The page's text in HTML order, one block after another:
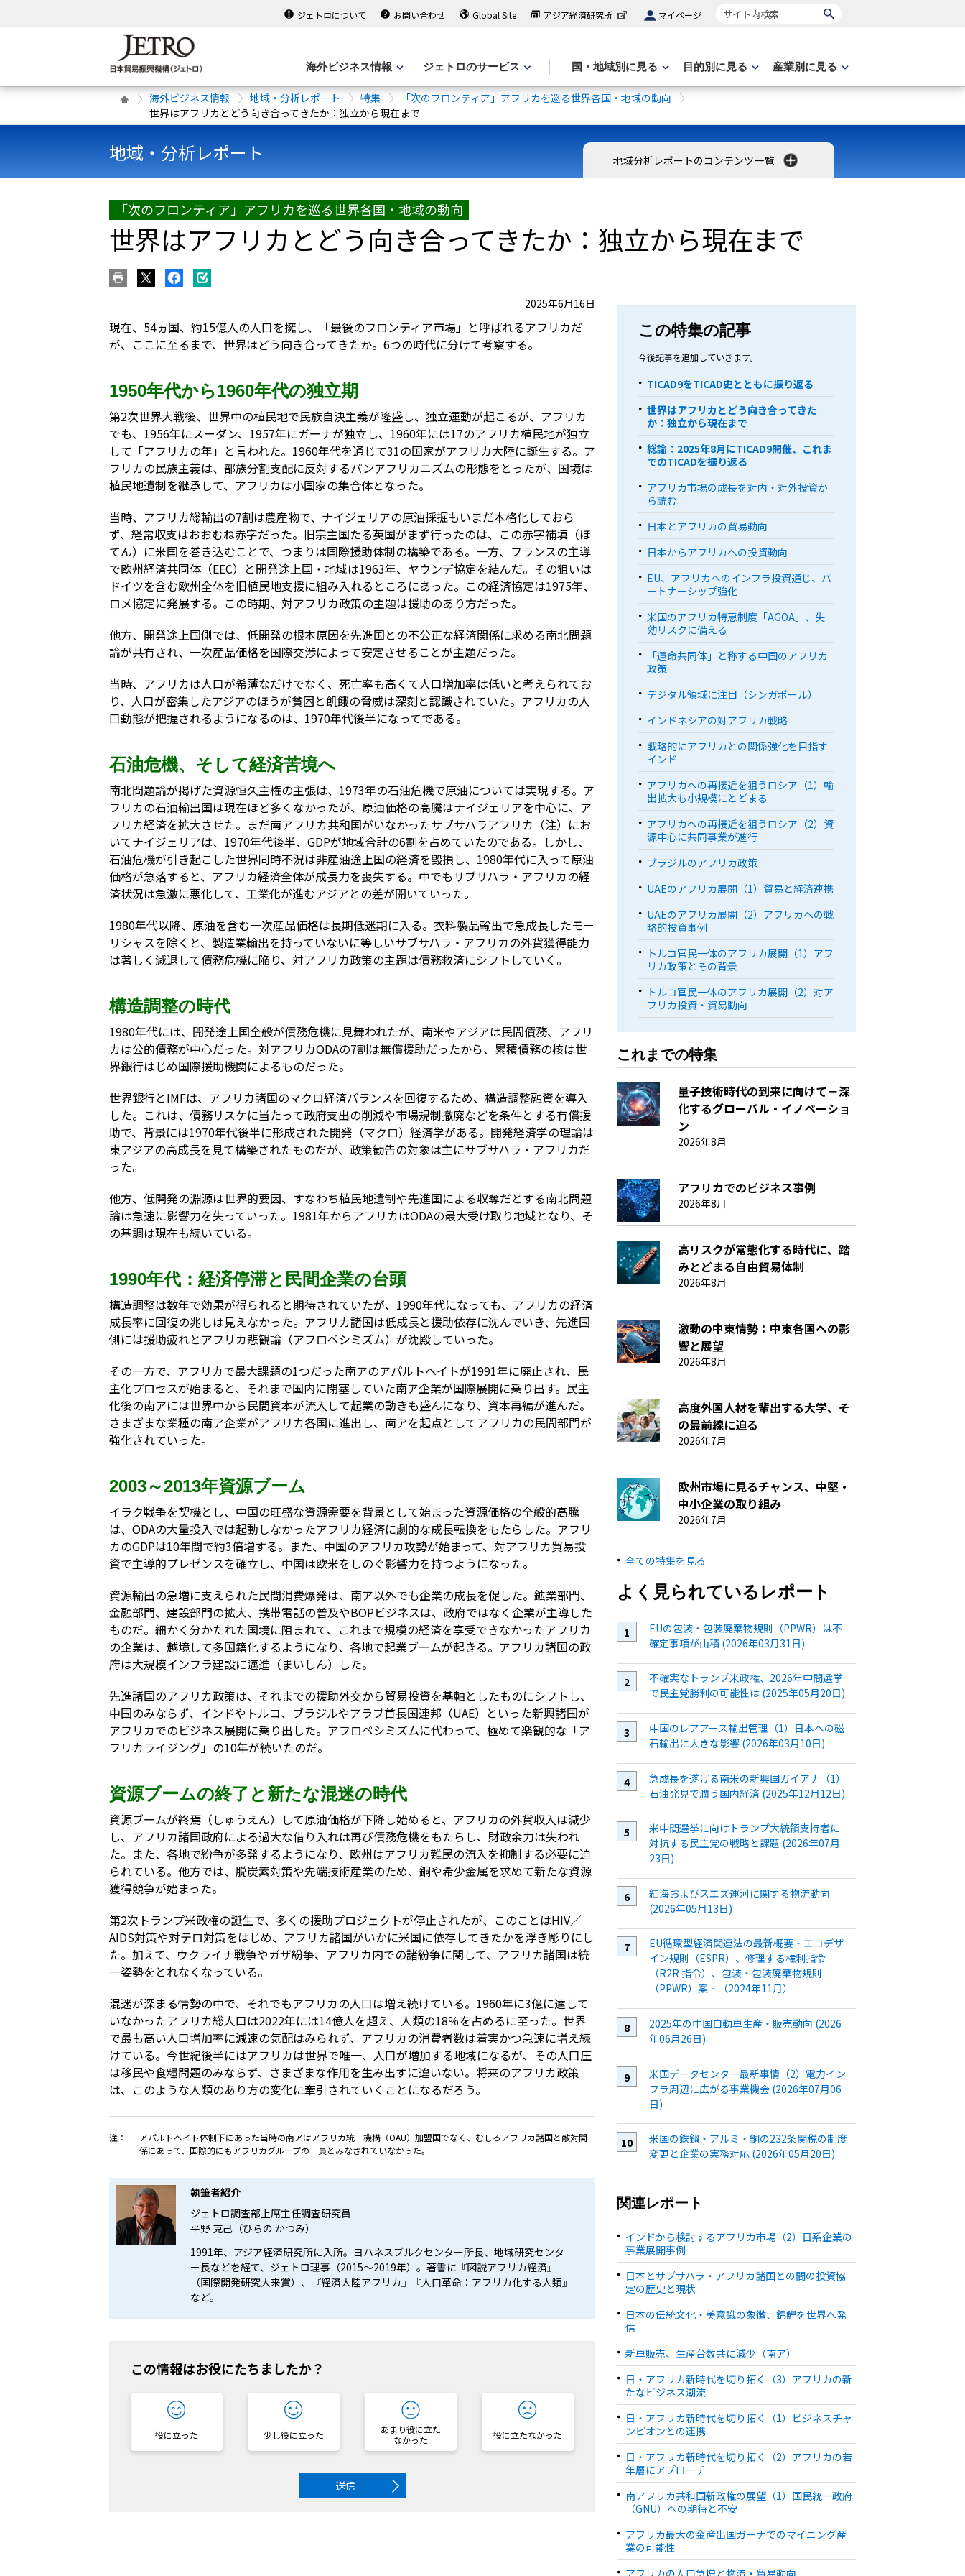
ジェトロについて お問い合わせ Global Site アジア経済研究所 マイページ サイト内検索
海外ビジネス情報 ジェトロのサービス 国・地域別に見る 目的別に見る 産業別に見る
海外ビジネス情報 地域・分析レポート 特集
「次のフロンティア」アフリカを巡る世界各国・地域の動向
世界はアフリカとどう向き合ってきたか：独立から現在まで
地域・分析レポート 地域分析レポートのコンテンツ一覧
「次のフロンティア」アフリカを巡る世界各国・地域の動向
世界はアフリカとどう向き合ってきたか：独立から現在まで
2025年6月16日
現在、54ヵ国、約15億人の人口を擁し、「最後のフロンティア市場」と呼ばれるアフリカだ
が、ここに至るまで、世界はどう向き合ってきたか。6つの時代に分けて考察する。
1950年代から1960年代の独立期
第2次世界大戦後、世界中の植民地で民族自決主義が隆盛し、独立運動が起こるが、アフリカ
でも、1956年にスーダン、1957年にガーナが独立し、1960年には17のアフリカ植民地が独立
して「アフリカの年」と言われた。1960年代を通じて31の国家がアフリカ大陸に誕生する。ア
フリカの民族主義は、部族分割支配に反対するパンアフリカニズムの形態をとったが、国境は
植民地遺制を継承して、アフリカは小国家の集合体となった。
当時、アフリカ総輸出の7割は農産物で、ナイジェリアの原油採掘もいまだ本格化しておら
ず、経常収支はおおむね赤字だった。旧宗主国たる英国がまず行ったのは、この赤字補填（ほ
てん）に米国を巻き込むことで、つまりは国際援助体制の構築である。一方、フランスの主導
で欧州経済共同体（EEC）と開発途上国・地域は1963年、ヤウンデ協定を結んだ。その狙いは
ドイツを含む欧州全体を旧植民地支援に組み入れるところにあった。この経済協定は1975年、
ロメ協定に発展する。この時期、対アフリカ政策の主題は援助のあり方だった。
他方、開発途上国側では、低開発の根本原因を先進国との不公正な経済関係に求める南北問題
論が共有され、一次産品価格を国際交渉によって安定させることが主題だった。
当時、アフリカは人口が希薄なだけでなく、死亡率も高くて人口増加率は低いと考えられてお
り、人口が密集したアジアのほうが貧困と飢餓の脅威は深刻と認識されていた。アフリカの人
口動態が把握されるようになるのは、1970年代後半になってである。
石油危機、そして経済苦境へ
南北問題論が掲げた資源恒久主権の主張は、1973年の石油危機で原油については実現する。ア
フリカの石油輸出国は現在ほど多くなかったが、原油価格の高騰はナイジェリアを中心に、ア
フリカ経済を拡大させた。まだ南アフリカ共和国がいなかったサブサハラアフリカ（注）にお
いてナイジェリアは、1970年代後半、GDPが地域合計の6割を占めていたのである。しかし、
石油危機が引き起こした世界同時不況は非産油途上国の経済を毀損し、1980年代に入って原油
価格が急落すると、アフリカ経済全体が成長力を喪失する。中でもサブサハラ・アフリカの経
済状況は急激に悪化して、工業化が進むアジアとの差が開いていった。
1980年代以降、原油を含む一次産品価格は長期低迷期に入る。衣料製品輸出で急成長したモー
リシャスを除くと、製造業輸出を持っていないに等しいサブサハラ・アフリカの外貨獲得能力
は著しく減退して債務危機に陥り、対アフリカ政策の主題は債務救済にシフトしていく。
構造調整の時代
1980年代には、開発途上国全般が債務危機に見舞われたが、南米やアジアは民間債務、アフリ
カは公的債務が中心だった。対アフリカODAの7割は無償援助だったから、累積債務の核は世
界銀行はじめ国際援助機関によるものだった。
世界銀行とIMFは、アフリカ諸国のマクロ経済バランスを回復するため、構造調整融資を導入
した。これは、債務リスケに当たって政府支出の削減や市場規制撤廃などを条件とする有償援
助で、背景には1970年代後半に形成された開発（マクロ）経済学がある。開発経済学の理論は
東アジアの高成長を見て構築されたものだが、政策勧告の対象は主にサブサハラ・アフリカだ
った。
他方、低開発の淵源は世界的要因、すなわち植民地遺制や先進国による収奪だとする南北問題
論は急速に影響力を失っていった。1981年からアフリカはODAの最大受け取り地域となり、そ
の基調は現在も続いている。
1990年代：経済停滞と民間企業の台頭
構造調整は数年で効果が得られると期待されていたが、1990年代になっても、アフリカの経済
成長率に回復の兆しは見えなかった。アフリカ諸国は低成長と援助依存に沈んでいき、先進国
側には援助疲れとアフリカ悲観論（アフロペシミズム）が沈殿していった。
その一方で、アフリカで最大課題の1つだった南アのアパルトヘイトが1991年に廃止され、民
主化プロセスが始まると、それまで国内に閉塞していた南ア企業が国際展開に乗り出す。民主
化後の南アには世界中から民間資本が流入して起業の動きも盛んになり、資本再編が進んだ。
さまざまな業種の南ア企業がアフリカ各国に進出し、南アを起点としてアフリカの民間部門が
強化されていった。
2003～2013年資源ブーム
イラク戦争を契機とし、中国の旺盛な資源需要を背景として始まった資源価格の全般的高騰
は、ODAの大量投入では起動しなかったアフリカ経済に劇的な成長転換をもたらした。アフリ
カのGDPは10年間で約3倍増する。また、中国のアフリカ攻勢が始まって、対アフリカ貿易投
資で主導的プレゼンスを確立し、中国は欧米をしのぐ影響力を持つようになった。
資源輸出の急増に支えられた民間消費爆発は、南ア以外でも企業の成長を促した。鉱業部門、
金融部門、建設部門の拡大、携帯電話の普及やBOPビジネスは、政府ではなく企業が主導した
ものだ。細かく分かたれた国境に阻まれて、これまで規模の経済を享受できなかったアフリカ
の企業は、越境して多国籍化するようになり、各地で起業ブームが起きる。アフリカ諸国の政
府は大規模インフラ建設に邁進（まいしん）した。
先進諸国のアフリカ政策は、それまでの援助外交から貿易投資を基軸としたものにシフトし、
中国のみならず、インドやトルコ、ブラジルやアラブ首長国連邦（UAE）といった新興諸国が
アフリカでのビジネス展開に乗り出した。アフロペシミズムに代わって、極めて楽観的な「ア
フリカライジング」の10年が続いたのだ。
資源ブームの終了と新たな混迷の時代
資源ブームが終焉（しゅうえん）して原油価格が下降し始めると、アフリカの外貨収入は減少
し、アフリカ諸国政府による過大な借り入れは再び債務危機をもたらし、財政余力は失われ
た。また、各地で紛争が多発するようになり、欧州はアフリカ難民の流入を抑制する必要に迫
られている。他方では、脱炭素対策や先端技術産業のため、銅や希少金属を求めて新たな資源
獲得競争が始まった。
第2次トランプ米政権の誕生で、多くの援助プロジェクトが停止されたが、このことはHIV／
AIDS対策や対テロ対策をはじめ、アフリカ諸国がいかに米国に依存してきたかを浮き彫りにし
た。加えて、ウクライナ戦争やガザ紛争、アフリカ内での諸紛争に関して、アフリカ諸国は統
一姿勢をとれなくなっている。
混迷が深まる情勢の中で、それでもアフリカの人口は増え続けている。1960年に3億に達して
いなかったアフリカ総人口は2022年には14億人を超え、人類の18％を占めるに至った。世界
で最も高い人口増加率に減速の気配はみられず、アフリカの消費者数は着実かつ急速に増え続
けている。今世紀後半にはアフリカは世界で唯一、人口が増加する地域になるが、その人口圧
は移民や食糧問題のみならず、さまざまな作用を生み出すに違いない。将来のアフリカ政策
は、このような人類のあり方の変化に牽引されていくことになるだろう。
注：
アパルトヘイト体制下にあった当時の南アはアフリカ統一機構（OAU）加盟国でなく、むしろアフリカ諸国と敵対関
係にあって、国際的にもアフリカグループの一員とみなされていなかった。
執筆者紹介
ジェトロ調査部上席主任調査研究員
平野 克己（ひらの かつみ）
1991年、アジア経済研究所に入所。ヨハネスブルクセンター所長、地域研究センタ
ー長などを経て、ジェトロ理事（2015～2019年）。著書に『図説アフリカ経済』
（国際開発研究大来賞）、『経済大陸アフリカ』『人口革命：アフリカ化する人類』
など。
この情報はお役にたちましたか？
役に立った 少し役に立った
あまり役に立た
なかった
役に立たなかった
送信
この特集の記事
今後記事を追加していきます。
TICAD9をTICAD史とともに振り返る
世界はアフリカとどう向き合ってきた
か：独立から現在まで
総論：2025年8月にTICAD9開催、これま
でのTICADを振り返る
アフリカ市場の成長を対内・対外投資か
ら読む
日本とアフリカの貿易動向
日本からアフリカへの投資動向
EU、アフリカへのインフラ投資通じ、パ
ートナーシップ強化
米国のアフリカ特恵制度「AGOA」、失
効リスクに備える
「運命共同体」と称する中国のアフリカ
政策
デジタル領域に注目（シンガポール）
インドネシアの対アフリカ戦略
戦略的にアフリカとの関係強化を目指す
インド
アフリカへの再接近を狙うロシア（1）輸
出拡大も小規模にとどまる
アフリカへの再接近を狙うロシア（2）資
源中心に共同事業が進行
ブラジルのアフリカ政策
UAEのアフリカ展開（1）貿易と経済連携
UAEのアフリカ展開（2）アフリカへの戦
略的投資事例
トルコ官民一体のアフリカ展開（1）アフ
リカ政策とその背景
トルコ官民一体のアフリカ展開（2）対ア
フリカ投資・貿易動向
これまでの特集
量子技術時代の到来に向けて－深
化するグローバル・イノベーショ
ン
2026年8月
アフリカでのビジネス事例
2026年8月
高リスクが常態化する時代に、踏
みとどまる自由貿易体制
2026年8月
激動の中東情勢：中東各国への影
響と展望
2026年8月
高度外国人材を輩出する大学、そ
の最前線に迫る
2026年7月
欧州市場に見るチャンス、中堅・
中小企業の取り組み
2026年7月
全ての特集を見る
よく見られているレポート
EUの包装・包装廃棄物規則（PPWR）は不
確定事項が山積 (2026年03月31日)
不確実なトランプ米政権、2026年中間選挙
で民主党勝利の可能性は (2025年05月20日)
中国のレアアース輸出管理（1）日本への磁
石輸出に大きな影響 (2026年03月10日)
急成長を遂げる南米の新興国ガイアナ（1）
石油発見で潤う国内経済 (2025年12月12日)
米中間選挙に向けトランプ大統領支持者に
対抗する民主党の戦略と課題 (2026年07月
23日)
紅海およびスエズ運河に関する物流動向
(2026年05月13日)
EU循環型経済関連法の最新概要‐エコデザ
イン規則（ESPR）、修理する権利指令
（R2R 指令）、包装・包装廃棄物規則
（PPWR）案‐（2024年11月）
2025年の中国自動車生産・販売動向 (2026
年06月26日)
米国データセンター最新事情（2）電力イン
フラ周辺に広がる事業機会 (2026年07月06
日)
米国の鉄鋼・アルミ・銅の232条関税の制度
変更と企業の実務対応 (2026年05月20日)
関連レポート
インドから検討するアフリカ市場（2）日系企業の
事業展開事例
日本とサブサハラ・アフリカ諸国との間の投資協
定の歴史と現状
日本の伝統文化・美意識の象徴、錦鯉を世界へ発
信
新車販売、生産台数共に減少（南ア）
日・アフリカ新時代を切り拓く（3）アフリカの新
たなビジネス潮流
日・アフリカ新時代を切り拓く（1）ビジネスチャ
ンピオンとの連携
日・アフリカ新時代を切り拓く（2）アフリカの若
年層にアプローチ
南アフリカ共和国新政権の展望（1）国民統一政府
（GNU）への期待と不安
アフリカ最大の金産出国ガーナでのマイニング産
業の可能性
アフリカの人口急増と物流・貿易動向